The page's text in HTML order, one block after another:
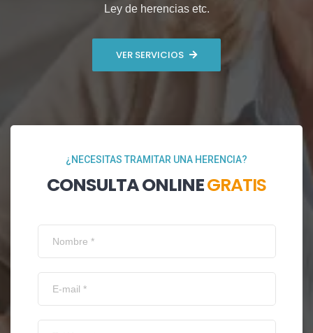
Ley de herencias etc.
VER SERVICIOS
¿NECESITAS TRAMITAR UNA HERENCIA?
CONSULTA ONLINEGRATIS